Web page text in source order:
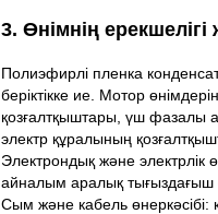
3. Өнімнің
Полиэфирлі пленка
беріктікке ие. Мотор
қозғалтқыштары, үш фазалы
электр құралының
Электрондық және электрлік
айналым аралық тығыздағыш
Сым және кабель өнеркәсібі: